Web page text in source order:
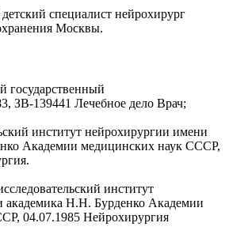
специалист нейрохирург
Москвы.
государственный
ЗВ-139441 Лечебное дело Врач;
институт нейрохирургии имени
Академии медицинских наук СССР,
институт
академика Н.Н. Бурденко Академии
04.07.1985 Нейрохирургия